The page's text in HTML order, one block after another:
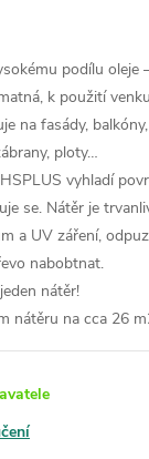
podílu oleje
k použití venku
na fasády,
ploty…
vyhladí
se. Nátěr je
a UV záření,
nabobtnat.
nátěr!
nátěru na cca 26